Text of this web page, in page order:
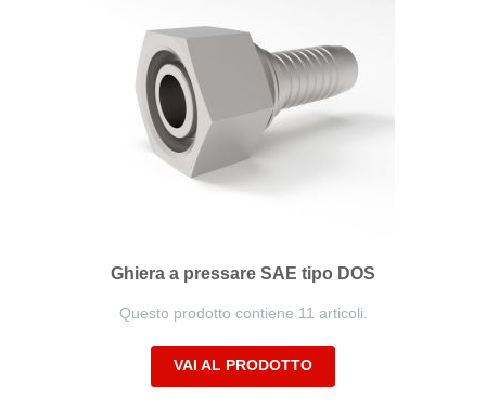
Ghiera a pressare SAE tipo DOS
Questo prodotto contiene 11 articoli.
VAI AL PRODOTTO